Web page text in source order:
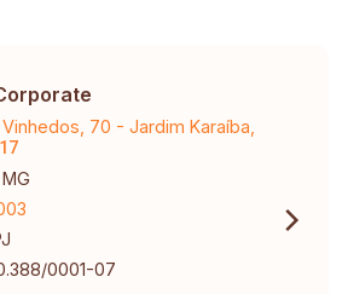
70 - Jardim Karaíba,
0001-07